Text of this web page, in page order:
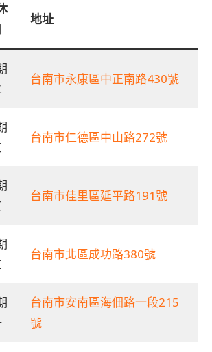
地址
台南市永康區中正南路430號
台南市仁德區中山路272號
台南市佳里區延平路191號
台南市北區成功路380號
台南市安南區海佃路一段215
號